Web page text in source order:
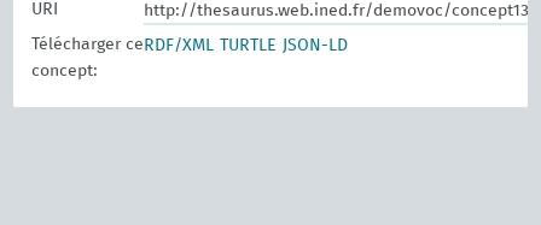
URI
http://thesaurus.web.ined.fr/demovoc/
Télécharger ce
concept:
RDF/XML TURTLE JSON-LD